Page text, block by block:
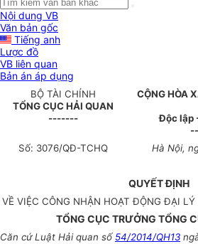
Nội dung VB
Văn bản gốc
Tiếng anh
Lược đồ
VB liên quan
Bản án áp dụng
BỘ TÀI CHÍNH
TỔNG CỤC HẢI QUAN
-------
CỘNG HÒA
Độc lập
Số: 3076/QĐ-TCHQ Hà Nội,
QUYẾT ĐỊNH
VỀ VIỆC CÔNG NHẬN HOẠT ĐỘNG ĐẠI
TỔNG CỤC TRƯỞNG TỔNG
Căn cứ Luật Hải quan số 54/2014/QH13